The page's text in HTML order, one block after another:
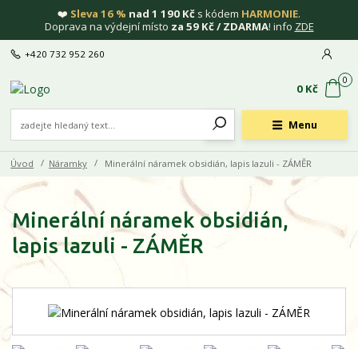
❤️ Sleva 16 % nad 1 190 Kč s kódem HARMONIE.
Doprava na výdejní místo za 59 Kč / ZDARMA! info ZDE
Menu
+420 732 952 260
0
0 Kč
Úvod Náramky Minerální náramek obsidián, lapis lazuli - ZÁMĚR
Minerální náramek obsidián,
lapis lazuli - ZÁMĚR